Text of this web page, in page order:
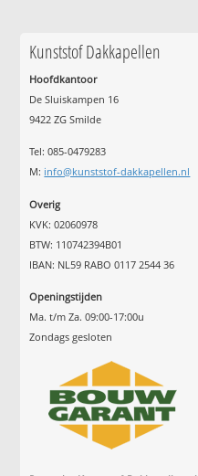
Kunststof Dakkapellen
Hoofdkantoor
De Sluiskampen 16
9422 ZG Smilde
Tel: 085-0479283
M: info@kunststof-dakkapellen.nl
Overig
KVK: 02060978
BTW: 110742394B01
IBAN: NL59 RABO 0117 2544 36
Openingstijden
Ma. t/m Za. 09:00-17:00u
Zondags gesloten